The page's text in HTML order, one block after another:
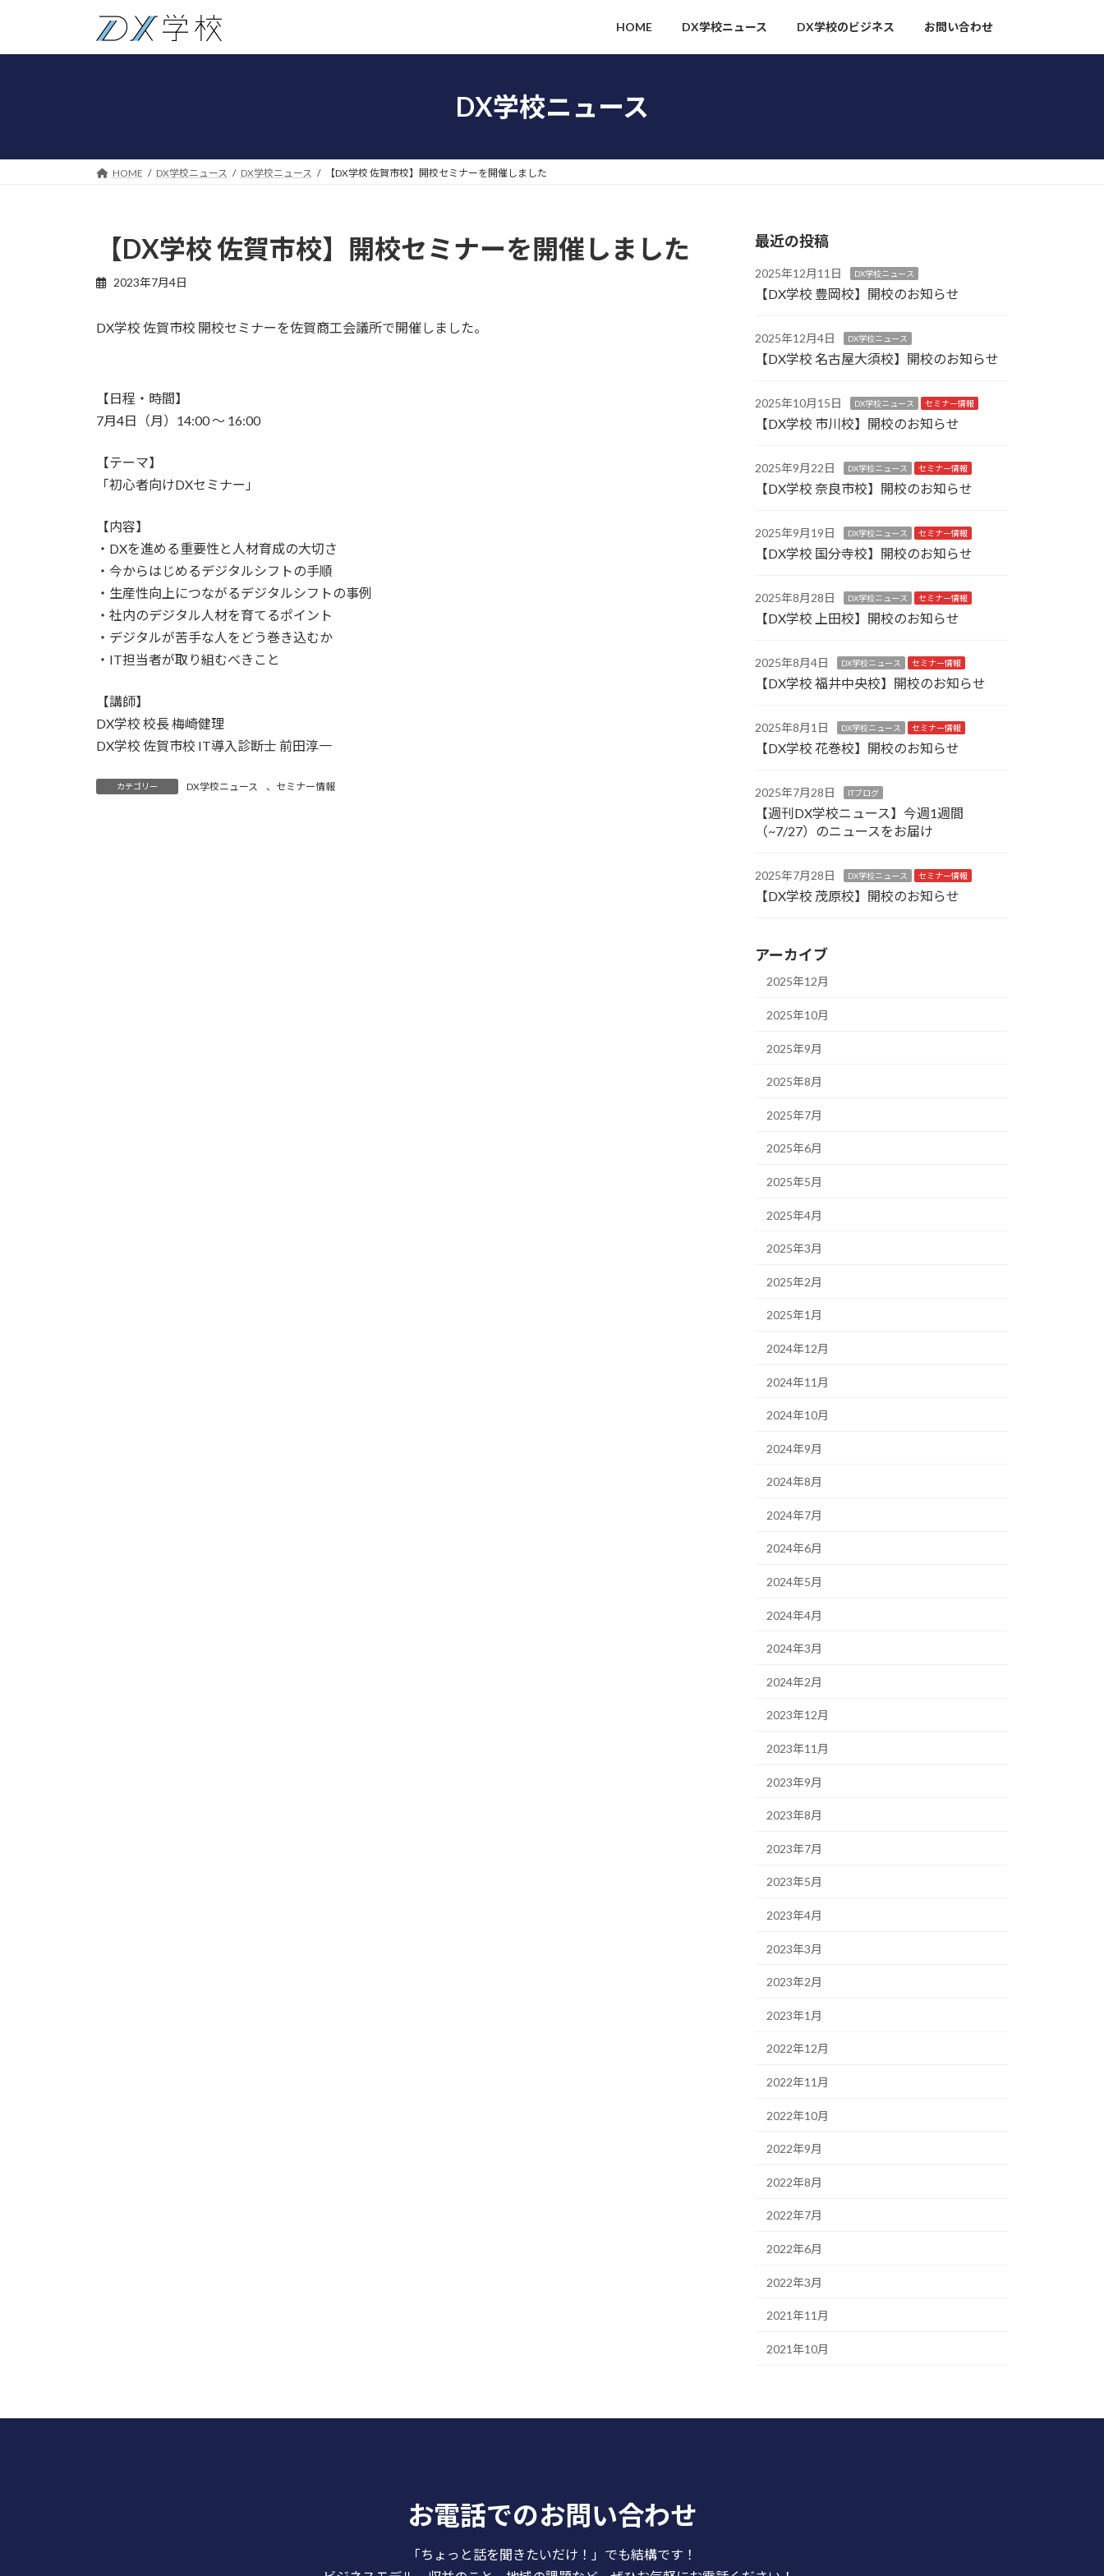
HOME DX学校ニュース DX学校のビジネス お問い合わせ
DX学校ニュース
HOME DX学校ニュース DX学校ニュース 【DX学校 佐賀市校】開校セミナーを開催しました
【DX学校 佐賀市校】開校セミナーを開催しました
2023年7月4日
DX学校 佐賀市校 開校セミナーを佐賀商工会議所で開催しました。
【日程・時間】
7月4日（月）14:00 〜 16:00
【テーマ】
「初心者向けDXセミナー」
【内容】
・DXを進める重要性と人材育成の大切さ
・今からはじめるデジタルシフトの手順
・生産性向上につながるデジタルシフトの事例
・社内のデジタル人材を育てるポイント
・デジタルが苦手な人をどう巻き込むか
・IT担当者が取り組むべきこと
【講師】
DX学校 校長 梅崎健理
DX学校 佐賀市校 IT導入診断士 前田淳一
カテゴリー DX学校ニュース 、 セミナー情報
最近の投稿
2025年12月11日 DX学校ニュース
【DX学校 豊岡校】開校のお知らせ
2025年12月4日 DX学校ニュース
【DX学校 名古屋大須校】開校のお知らせ
2025年10月15日 DX学校ニュース セミナー情報
【DX学校 市川校】開校のお知らせ
2025年9月22日 DX学校ニュース セミナー情報
【DX学校 奈良市校】開校のお知らせ
2025年9月19日 DX学校ニュース セミナー情報
【DX学校 国分寺校】開校のお知らせ
2025年8月28日 DX学校ニュース セミナー情報
【DX学校 上田校】開校のお知らせ
2025年8月4日 DX学校ニュース セミナー情報
【DX学校 福井中央校】開校のお知らせ
2025年8月1日 DX学校ニュース セミナー情報
【DX学校 花巻校】開校のお知らせ
2025年7月28日 ITブログ
【週刊DX学校ニュース】今週1週間
（~7/27）のニュースをお届け
2025年7月28日 DX学校ニュース セミナー情報
【DX学校 茂原校】開校のお知らせ
アーカイブ
2025年12月
2025年10月
2025年9月
2025年8月
2025年7月
2025年6月
2025年5月
2025年4月
2025年3月
2025年2月
2025年1月
2024年12月
2024年11月
2024年10月
2024年9月
2024年8月
2024年7月
2024年6月
2024年5月
2024年4月
2024年3月
2024年2月
2023年12月
2023年11月
2023年9月
2023年8月
2023年7月
2023年5月
2023年4月
2023年3月
2023年2月
2023年1月
2022年12月
2022年11月
2022年10月
2022年9月
2022年8月
2022年7月
2022年6月
2022年3月
2021年11月
2021年10月
お電話でのお問い合わせ
「ちょっと話を聞きたいだけ！」でも結構です！